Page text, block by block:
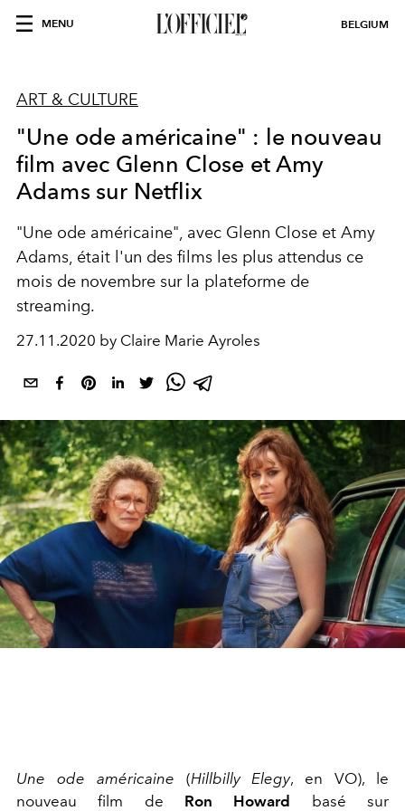
MENU BELGIUM
ART & CULTURE
"Une ode américaine" : le nouveau
film avec Glenn Close et Amy
Adams sur Netflix
"Une ode américaine", avec Glenn Close et Amy
Adams, était l'un des films les plus attendus ce
mois de novembre sur la plateforme de
streaming.
27.11.2020 by Claire Marie Ayroles
Une ode américaine (Hillbilly Elegy, en VO), le
nouveau film de Ron Howard
basé sur